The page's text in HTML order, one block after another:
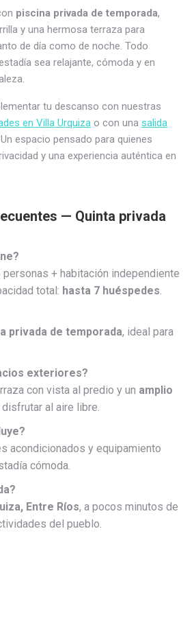
piscina privada de temporada,
y una hermosa terraza para
de día como de noche. Todo
sea relajante, cómoda y en
tu descanso con nuestras
en Villa Urquiza o con una salida
Un espacio pensado para quienes
y una experiencia auténtica en
— Quinta privada
personas + habitación independiente
total: hasta 7 huéspedes.
privada de temporada, ideal para
exteriores?
con vista al predio y un amplio
disfrutar al aire libre.
acondicionados y equipamiento
cómoda.
Entre Ríos, a pocos minutos de
del pueblo.